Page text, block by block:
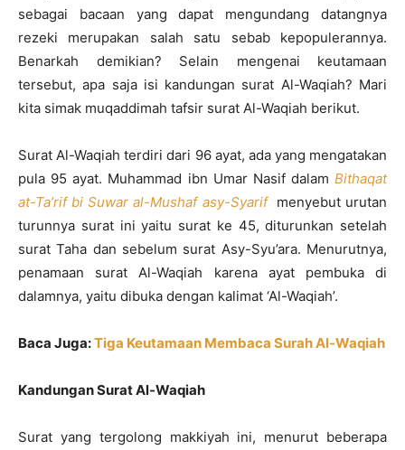
sebagai bacaan yang dapat mengundang datangnya
rezeki merupakan salah satu sebab kepopulerannya.
Benarkah demikian? Selain mengenai keutamaan
tersebut, apa saja isi kandungan surat Al-Waqiah? Mari
kita simak muqaddimah tafsir surat Al-Waqiah berikut.
Surat Al-Waqiah terdiri dari 96 ayat, ada yang mengatakan
pula 95 ayat. Muhammad ibn Umar Nasif dalam Bithaqat
at-Ta’rif bi Suwar al-Mushaf asy-Syarif
menyebut urutan
turunnya surat ini yaitu surat ke 45, diturunkan setelah
surat Taha dan sebelum surat Asy-Syu’ara. Menurutnya,
penamaan surat Al-Waqiah karena ayat pembuka di
dalamnya, yaitu dibuka dengan kalimat ‘Al-Waqiah’.
Baca Juga:Tiga Keutamaan Membaca Surah Al-Waqiah
Kandungan Surat Al-Waqiah
Surat yang tergolong makkiyah ini, menurut beberapa